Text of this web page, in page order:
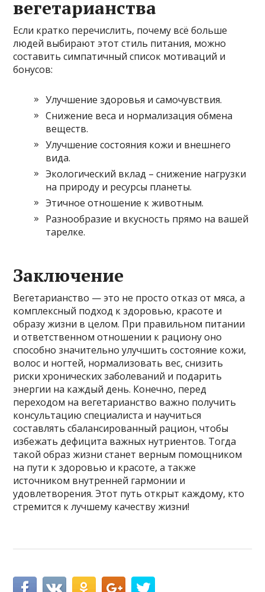
вегетарианства
Если кратко перечислить, почему всё больше
людей выбирают этот стиль питания, можно
составить симпатичный список мотиваций и
бонусов:
Улучшение здоровья и самочувствия.
Снижение веса и нормализация обмена
веществ.
Улучшение состояния кожи и внешнего
вида.
Экологический вклад – снижение нагрузки
на природу и ресурсы планеты.
Этичное отношение к животным.
Разнообразие и вкусность прямо на вашей
тарелке.
Заключение
Вегетарианство — это не просто отказ от мяса, а
комплексный подход к здоровью, красоте и
образу жизни в целом. При правильном питании
и ответственном отношении к рациону оно
способно значительно улучшить состояние кожи,
волос и ногтей, нормализовать вес, снизить
риски хронических заболеваний и подарить
энергии на каждый день. Конечно, перед
переходом на вегетарианство важно получить
консультацию специалиста и научиться
составлять сбалансированный рацион, чтобы
избежать дефицита важных нутриентов. Тогда
такой образ жизни станет верным помощником
на пути к здоровью и красоте, а также
источником внутренней гармонии и
удовлетворения. Этот путь открыт каждому, кто
стремится к лучшему качеству жизни!